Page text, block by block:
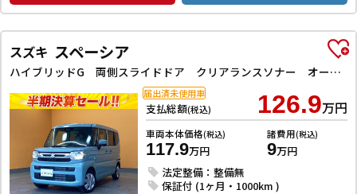
スズキ スペーシア
ハイブリッドG 両側スライドドア クリアランスソナー オートライト スマートキー アイドリングストップ 電動格納ミラー CVT ABS ESC エアコン パワーステアリング
支払総額(税込) 126.9万円
車両本体価格(税込)
117.9万円
諸費用(税込)
9万円
法定整備：整備無
保証付 (1ヶ月・1000km )
届出済未使用車